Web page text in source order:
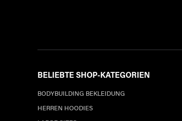
BELIEBTE SHOP-KATEGORIEN
BODYBUILDING BEKLEIDUNG
HERREN HOODIES